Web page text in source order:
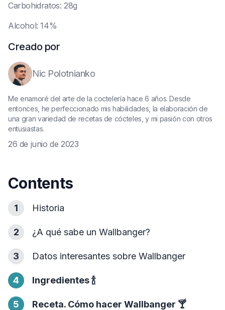
Carbohidratos: 28g
Alcohol: 14%
Creado por
Nic Polotnianko
Me enamoré del arte de la coctelería hace 6 años. Desde
entonces, he perfeccionado mis habilidades, la elaboración de
una gran variedad de recetas de cócteles, y mi pasión con otros
entusiastas.
26 de junio de 2023
Contents
1 Historia
2 ¿A qué sabe un Wallbanger?
3 Datos interesantes sobre Wallbanger
4 Ingredientes🍾
5 Receta. Cómo hacer Wallbanger 🍸